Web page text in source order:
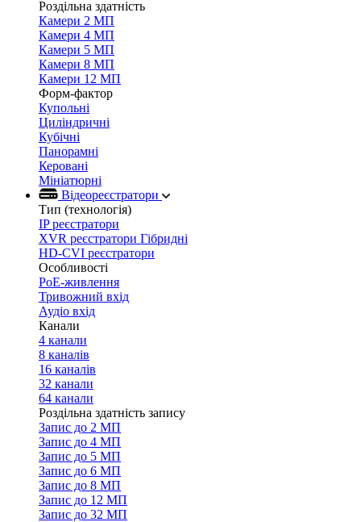
Роздільна здатність
Камери 2 МП
Камери 4 МП
Камери 5 МП
Камери 8 МП
Камери 12 МП
Форм-фактор
Купольні
Циліндричні
Кубічні
Панорамні
Керовані
Мініатюрні
Відеореєстратори
Тип (технологія)
IP реєстратори
XVR реєстратори Гібридні
HD-CVI реєстратори
Особливості
PoE-живлення
Тривожний вхід
Аудіо вхід
Канали
4 канали
8 каналів
16 каналів
32 канали
64 канали
Роздільна здатність запису
Запис до 2 МП
Запис до 4 МП
Запис до 5 МП
Запис до 6 МП
Запис до 8 МП
Запис до 12 МП
Запис до 32 МП